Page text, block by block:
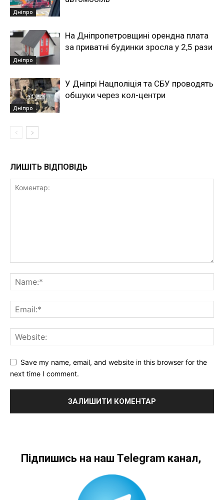
Дніпро
Дніпро
На Дніпропетровщині орендна плата
за приватні будинки зросла у 2,5 рази
Дніпро
У Дніпрі Нацполіція та СБУ проводять
обшуки через кол-центри
ЛИШІТЬ ВІДПОВІДЬ
Save my name, email, and website in this browser for the
next time I comment.
Підпишись на наш Telegram канал,